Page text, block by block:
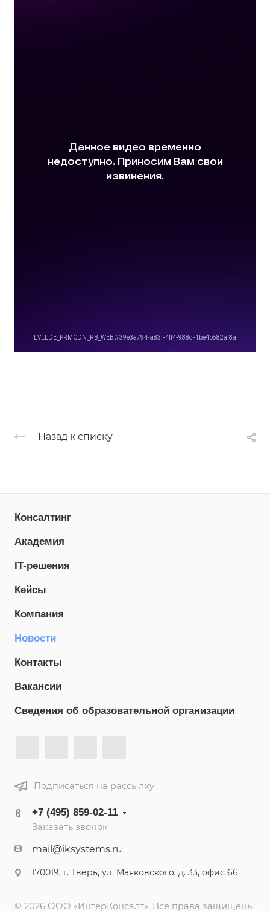
Назад к списку
Консалтинг
Академия
IT-решения
Кейсы
Компания
Новости
Контакты
Вакансии
Сведения об образовательной организации
Подписаться на рассылку
+7 (495) 859-02-11
Заказать звонок
mail@iksystems.ru
170019, г. Тверь, ул. Маяковского, д. 33, офис 66
© 2026 ООО «ИнтерКонсалт». Все права защищены